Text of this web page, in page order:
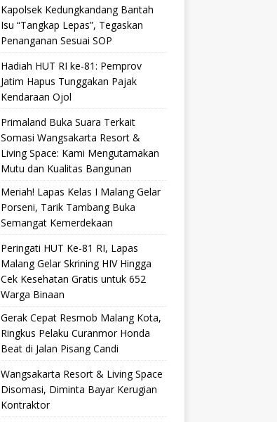
Kapolsek Kedungkandang Bantah
Isu “Tangkap Lepas”, Tegaskan
Penanganan Sesuai SOP
Hadiah HUT RI ke-81: Pemprov
Jatim Hapus Tunggakan Pajak
Kendaraan Ojol
Primaland Buka Suara Terkait
Somasi Wangsakarta Resort &
Living Space: Kami Mengutamakan
Mutu dan Kualitas Bangunan
Meriah! Lapas Kelas I Malang Gelar
Porseni, Tarik Tambang Buka
Semangat Kemerdekaan
Peringati HUT Ke-81 RI, Lapas
Malang Gelar Skrining HIV Hingga
Cek Kesehatan Gratis untuk 652
Warga Binaan
Gerak Cepat Resmob Malang Kota,
Ringkus Pelaku Curanmor Honda
Beat di Jalan Pisang Candi
Wangsakarta Resort & Living Space
Disomasi, Diminta Bayar Kerugian
Kontraktor